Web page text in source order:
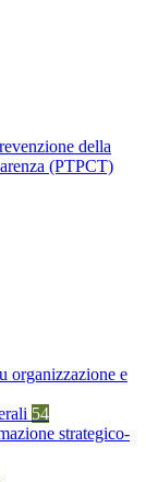
della
(PTPCT)
organizzazione e
54
strategico-